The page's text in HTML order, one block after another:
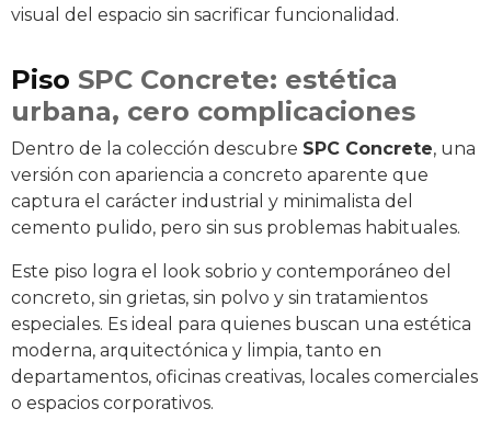
visual del espacio sin sacrificar funcionalidad.
Piso SPC Concrete: estética
urbana, cero complicaciones
Dentro de la colección descubre SPC Concrete, una
versión con apariencia a concreto aparente que
captura el carácter industrial y minimalista del
cemento pulido, pero sin sus problemas habituales.
Este piso logra el look sobrio y contemporáneo del
concreto, sin grietas, sin polvo y sin tratamientos
especiales. Es ideal para quienes buscan una estética
moderna, arquitectónica y limpia, tanto en
departamentos, oficinas creativas, locales comerciales
o espacios corporativos.